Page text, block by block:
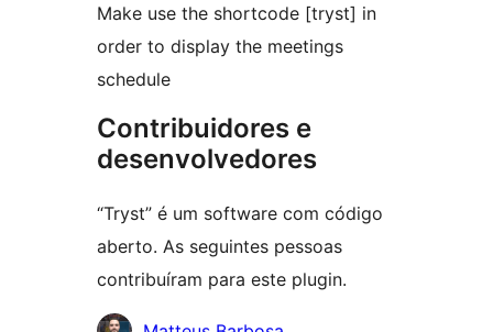
Make use the shortcode [tryst] in
order to display the meetings
schedule
Contribuidores e
desenvolvedores
“Tryst” é um software com código
aberto. As seguintes pessoas
contribuíram para este plugin.